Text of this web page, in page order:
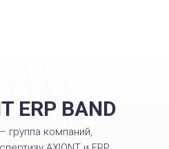
ERP BAND
группа компаний,